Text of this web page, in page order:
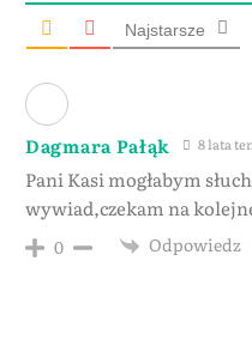
Najstarsze
Dagmara Pałąk 8 lata
Pani Kasi mogłabym
wywiad,czekam na
0 Odpowiedz